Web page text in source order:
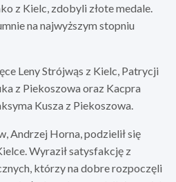
z Kielc, zdobyli złote medale.
na najwyższym stopniu
Leny Strójwąs z Kielc, Patrycji
z Piekoszowa oraz Kacpra
Kusza z Piekoszowa.
Andrzej Horna, podzielił się
Wyraził satysfakcję z
którzy na dobre rozpoczęli